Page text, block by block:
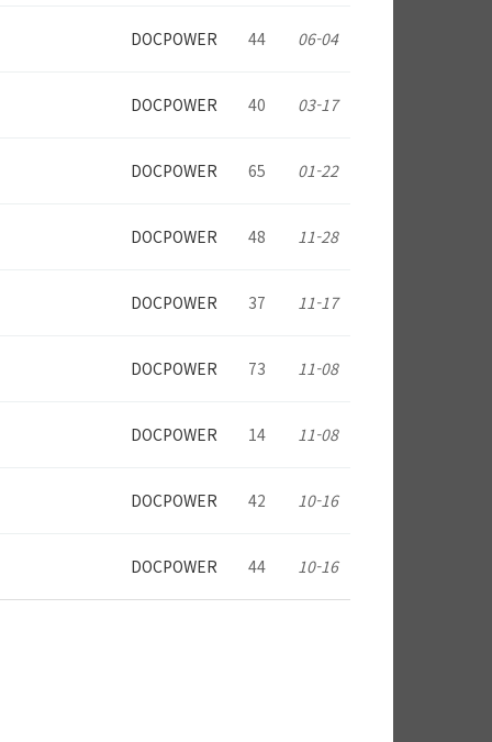
DOCPOWER 44 06-04
DOCPOWER 40 03-17
DOCPOWER 65 01-22
DOCPOWER 48 11-28
DOCPOWER 37 11-17
DOCPOWER 73 11-08
DOCPOWER 14 11-08
DOCPOWER 42 10-16
DOCPOWER 44 10-16